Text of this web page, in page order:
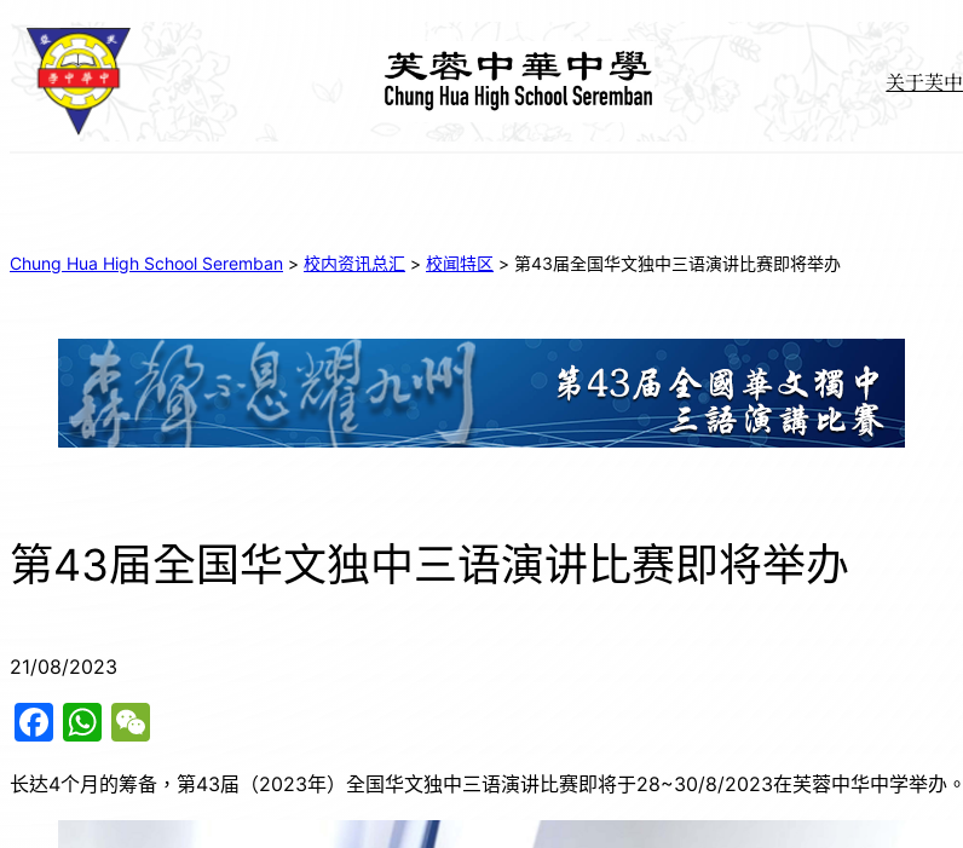
关于芙中
Chung Hua High School Seremban > 校内资讯总汇 > 校闻特区 > 第43届全国华文独中三语演讲比赛即将举办
第43届全国华文独中三语演讲比赛即将举办
21/08/2023
F
c
W
at C
长达4个月的筹备，第43届（2023年）全国华文独中三语演讲比赛即将于28~30/8/2023在芙蓉中华中学举办。